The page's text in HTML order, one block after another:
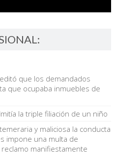
que los demandados
que ocupaba inmuebles de
la triple filiación de un niño
y maliciosa la conducta
impone una multa de
manifiestamente